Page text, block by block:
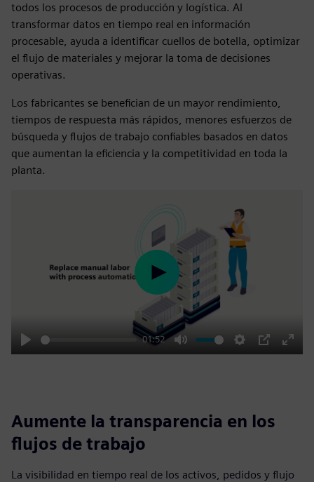
todos los procesos de producción y logística. Al
transformar datos en tiempo real en información
procesable, ayuda a identificar cuellos de botella, optimizar
el flujo de materiales y mejorar la toma de decisiones
operativas.
Los fabricantes se benefician de un mayor rendimiento,
tiempos de respuesta más rápidos, menores esfuerzos de
búsqueda y flujos de trabajo confiables basados en datos
que aumentan la eficiencia y la competitividad en toda la
planta.
Play
01:52
Mute Settings
PIP
Enter
Play
Aumente la transparencia en los
flujos de trabajo
La visibilidad en tiempo real de los activos, pedidos y flujo